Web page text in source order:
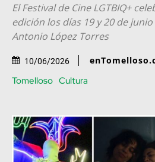
El Festival de Cine LGTBIQ+
edición los días 19 y 20 de
Antonio López Torres
10/06/2026
Tomelloso Cultura